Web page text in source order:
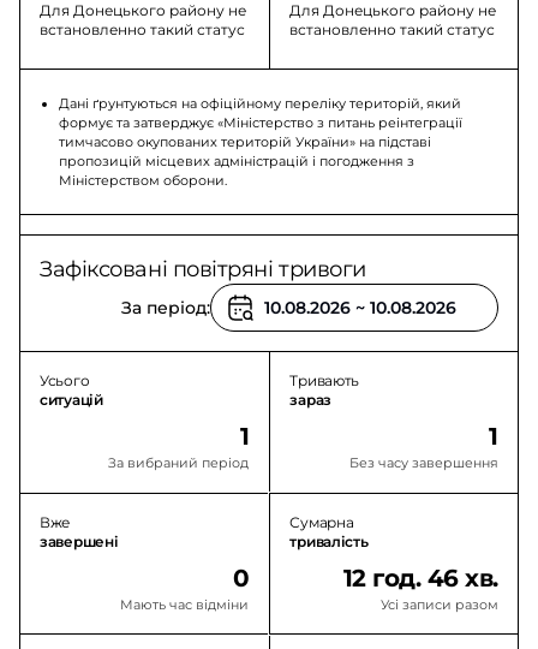
Для Донецького району не
встановленно такий статус
Для Донецького району не
встановленно такий статус
Дані ґрунтуються на офіційному переліку територій, який
формує та затверджує «Міністерство з питань реінтеграції
тимчасово окупованих територій України» на підставі
пропозицій місцевих адміністрацій і погодження з
Міністерством оборони.
Зафіксовані повітряні тривоги
За період:
Усього
ситуацій
1
За вибраний період
Тривають
зараз
1
Без часу завершення
Вже
завершені
0
Мають час відміни
Сумарна
тривалість
12 год. 46 хв.
Усі записи разом